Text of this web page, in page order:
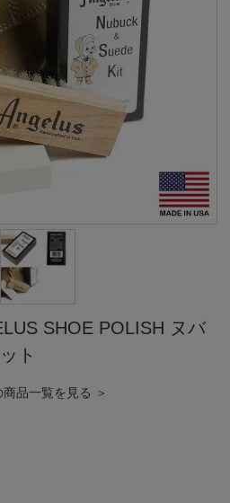
SHOE POLISH ヌバ
ト
品一覧を見る ＞